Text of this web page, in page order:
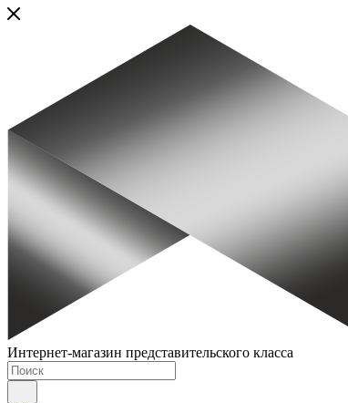
Интернет-магазин представительского класса